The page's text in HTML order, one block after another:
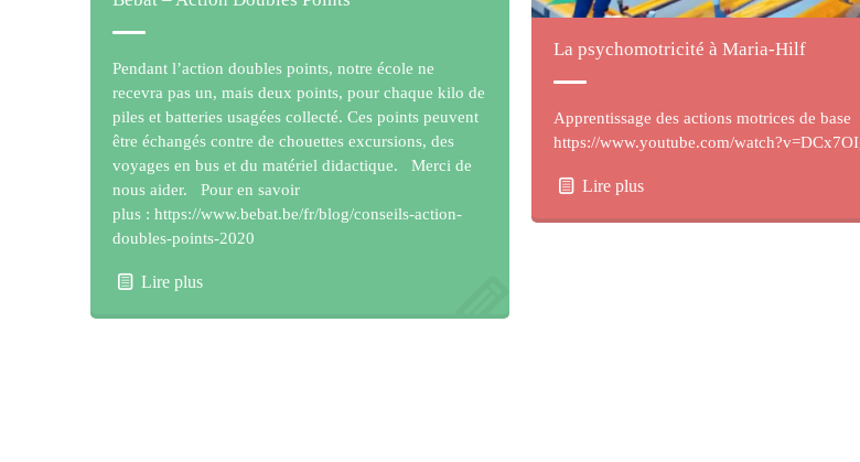
La psychomotricité à Maria-Hilf
Apprentissage des actions motrices de base
https://www.youtube.com/
Lire plus
Pendant l’action doubles points, notre école ne
recevra pas un, mais deux points, pour chaque kilo de
piles et batteries usagées collecté. Ces points peuvent
être échangés contre de chouettes excursions, des
voyages en bus et du matériel didactique. Merci de
nous aider. Pour en savoir
plus : https://www.bebat.be/fr/blog/conseils-action-
doubles-points-2020
Lire plus